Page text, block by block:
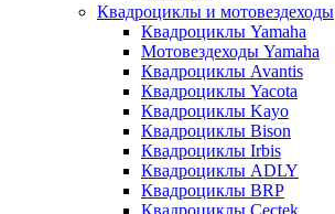
Квадроциклы и мотовездеходы
Квадроциклы Yamaha
Мотовездеходы Yamaha
Квадроциклы Avantis
Квадроциклы Yacota
Квадроциклы Kayo
Квадроциклы Bison
Квадроциклы Irbis
Квадроциклы ADLY
Квадроциклы BRP
Квадроциклы Cectek